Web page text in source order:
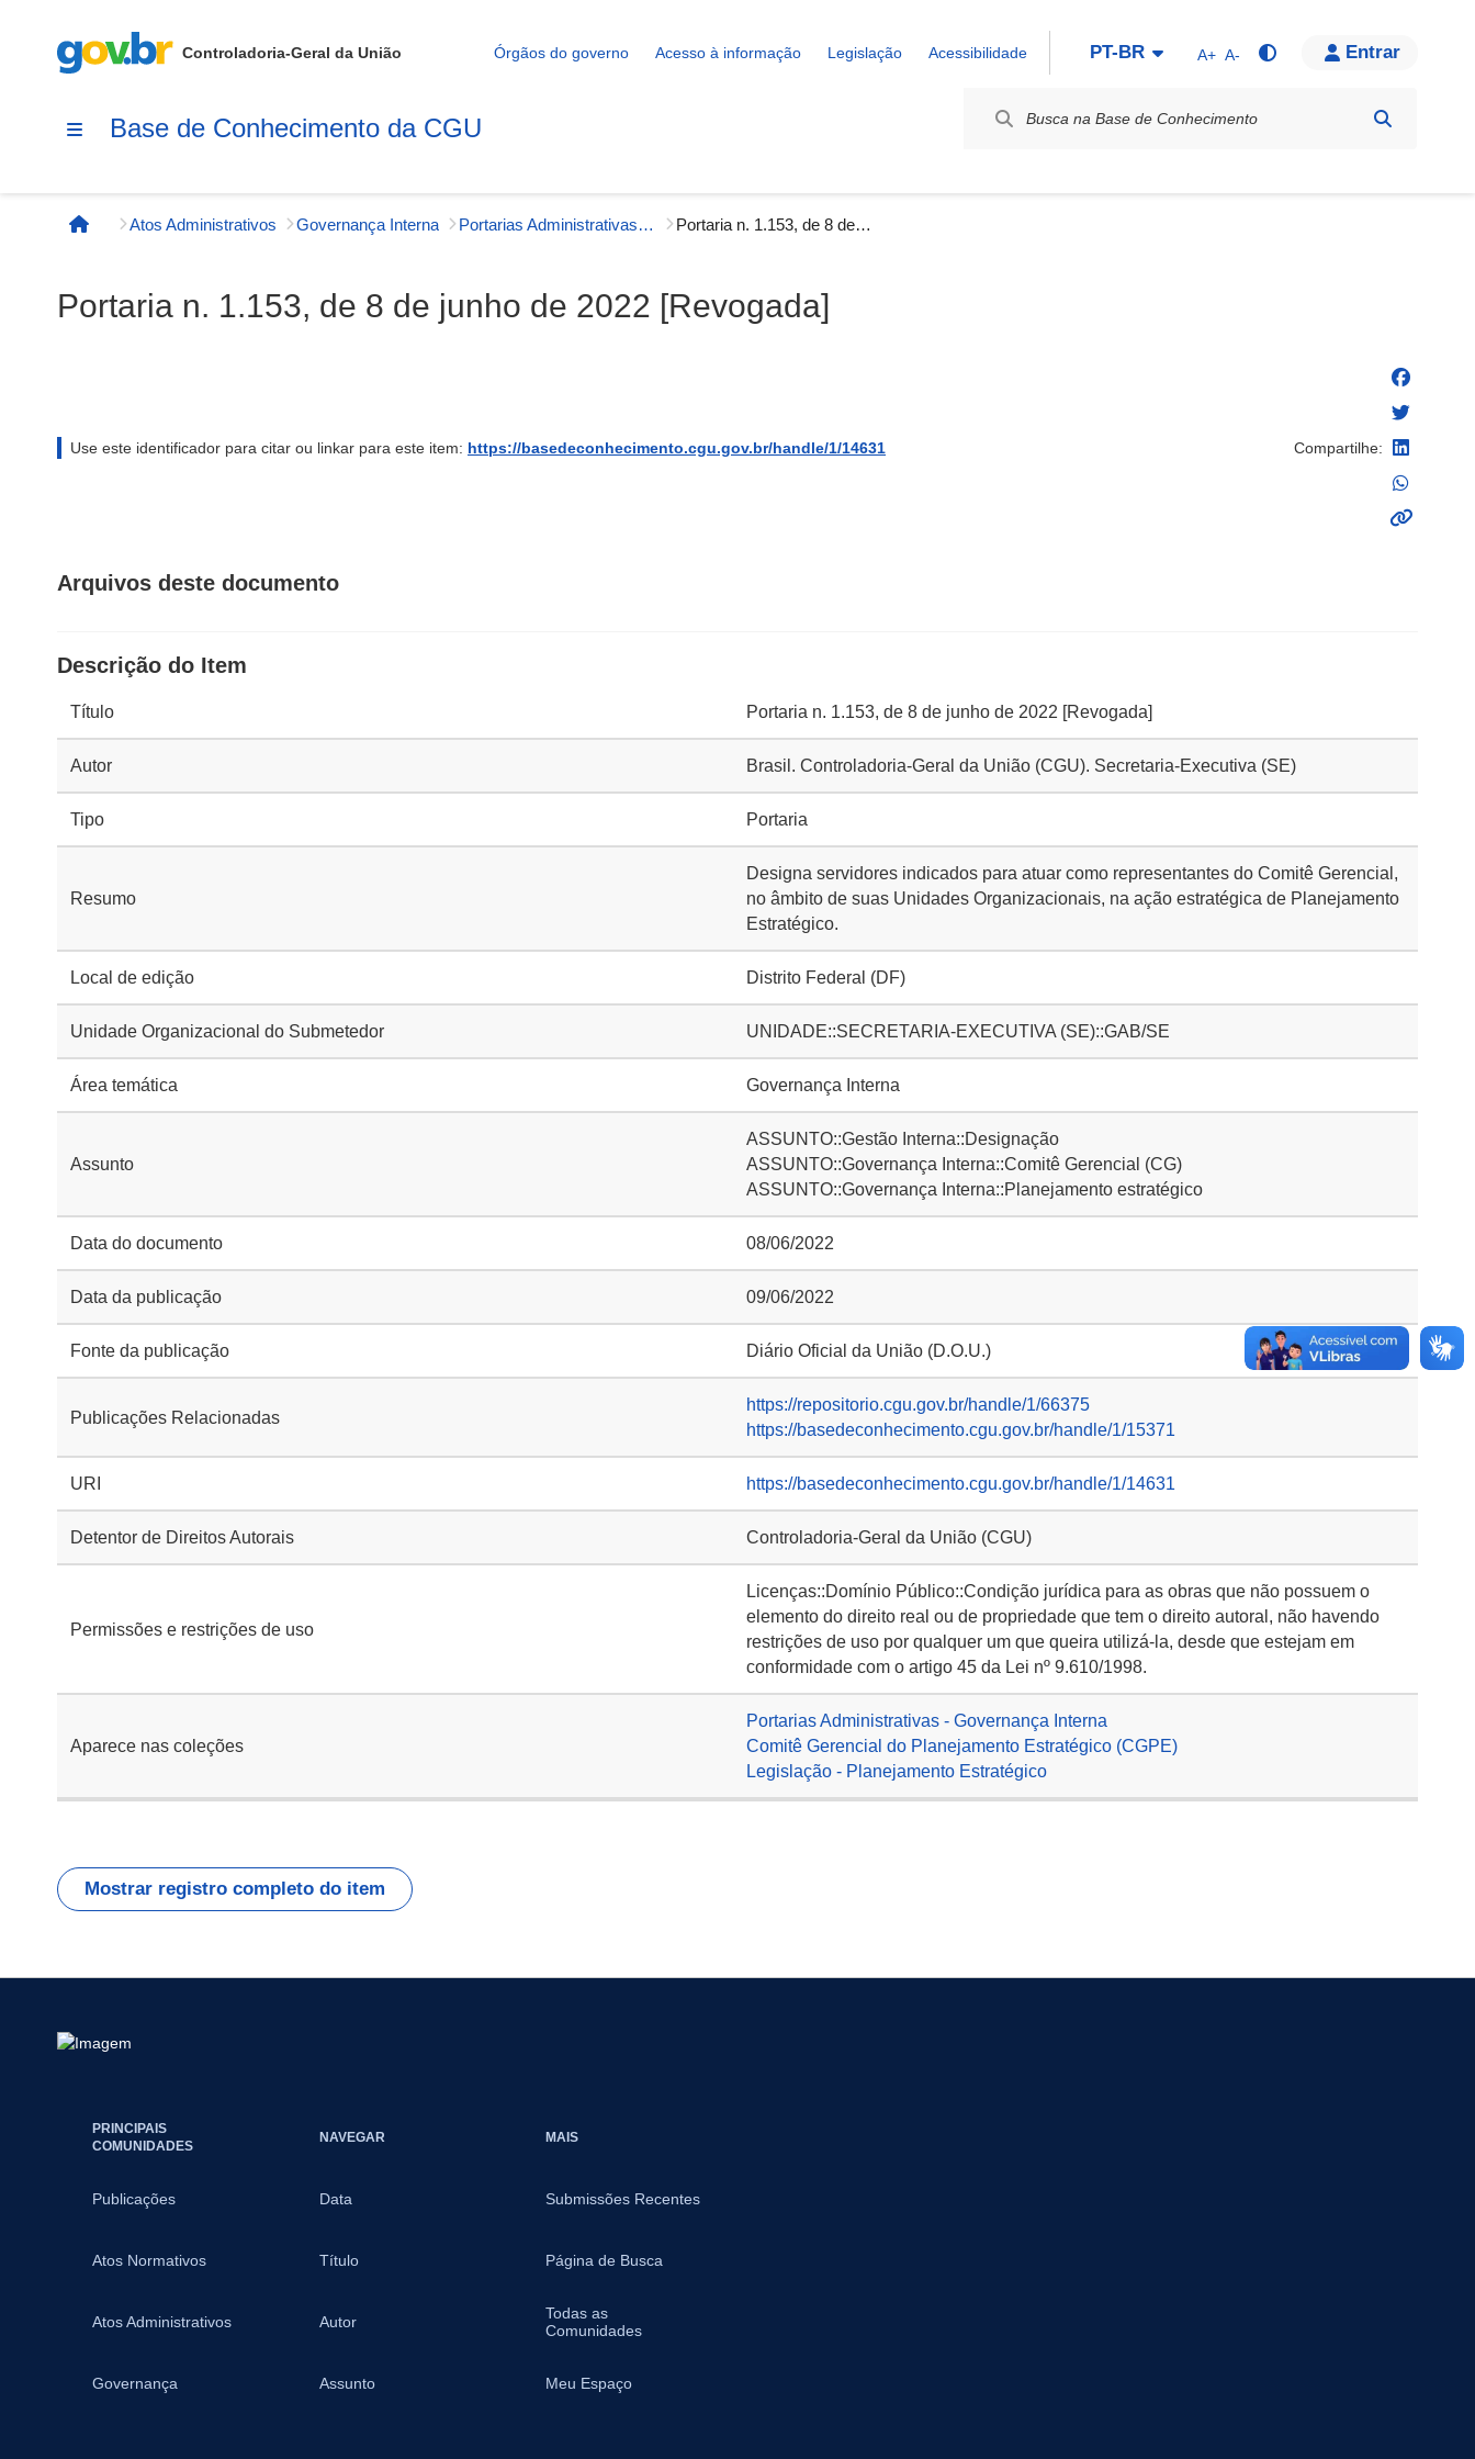
Controladoria-Geral da União Órgãos do governo Acesso à informação Legislação Acessibilidade PT-BR A+ A- Entrar
Base de Conhecimento da CGU
Página inicial
Atos Administrativos Governança Interna Portarias Administrativas - Governança Interna Portaria n. 1.153, de 8 de junho de 2022 [Revogada]
Portaria n. 1.153, de 8 de junho de 2022 [Revogada]
Use este identificador para citar ou linkar para este item: https://basedeconhecimento.cgu.gov.br/handle/1/14631 Compartilhe:
Arquivos deste documento
Descrição do Item
Título Portaria n. 1.153, de 8 de junho de 2022 [Revogada]
Autor Brasil. Controladoria-Geral da União (CGU). Secretaria-Executiva (SE)
Tipo Portaria
Resumo
Designa servidores indicados para atuar como representantes do Comitê Gerencial,
no âmbito de suas Unidades Organizacionais, na ação estratégica de Planejamento
Estratégico.
Local de edição Distrito Federal (DF)
Unidade Organizacional do Submetedor UNIDADE::SECRETARIA-EXECUTIVA (SE)::GAB/SE
Área temática Governança Interna
Assunto
ASSUNTO::Gestão Interna::Designação
ASSUNTO::Governança Interna::Comitê Gerencial (CG)
ASSUNTO::Governança Interna::Planejamento estratégico
Data do documento 08/06/2022
Data da publicação 09/06/2022
Fonte da publicação Diário Oficial da União (D.O.U.)
Publicações Relacionadas
https://repositorio.cgu.gov.br/handle/1/66375
https://basedeconhecimento.cgu.gov.br/handle/1/15371
URI https://basedeconhecimento.cgu.gov.br/handle/1/14631
Detentor de Direitos Autorais Controladoria-Geral da União (CGU)
Permissões e restrições de uso
Licenças::Domínio Público::Condição jurídica para as obras que não possuem o
elemento do direito real ou de propriedade que tem o direito autoral, não havendo
restrições de uso por qualquer um que queira utilizá-la, desde que estejam em
conformidade com o artigo 45 da Lei nº 9.610/1998.
Aparece nas coleções
Portarias Administrativas - Governança Interna
Comitê Gerencial do Planejamento Estratégico (CGPE)
Legislação - Planejamento Estratégico
Mostrar registro completo do item
PRINCIPAIS
COMUNIDADES
Publicações
Atos Normativos
Atos Administrativos
Governança
NAVEGAR
Data
Título
Autor
Assunto
MAIS
Submissões Recentes
Página de Busca
Todas as
Comunidades
Meu Espaço